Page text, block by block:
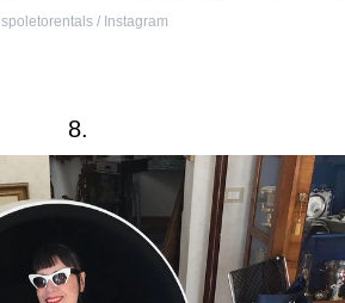
spoletorentals / Instagram
8.